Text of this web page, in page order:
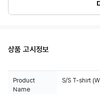
상품 고시정보
Product
Name
S/S T-shirt